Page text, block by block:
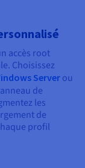
accès root
Choisissez
Server ou
de
les
de
profil